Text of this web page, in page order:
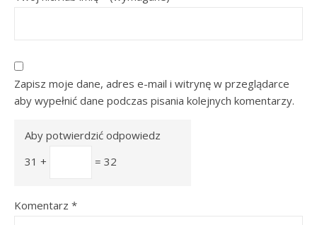
Zapisz moje dane, adres e-mail i witrynę w przeglądarce
aby wypełnić dane podczas pisania kolejnych komentarzy.
Aby potwierdzić odpowiedz
31 +
= 32
Komentarz *